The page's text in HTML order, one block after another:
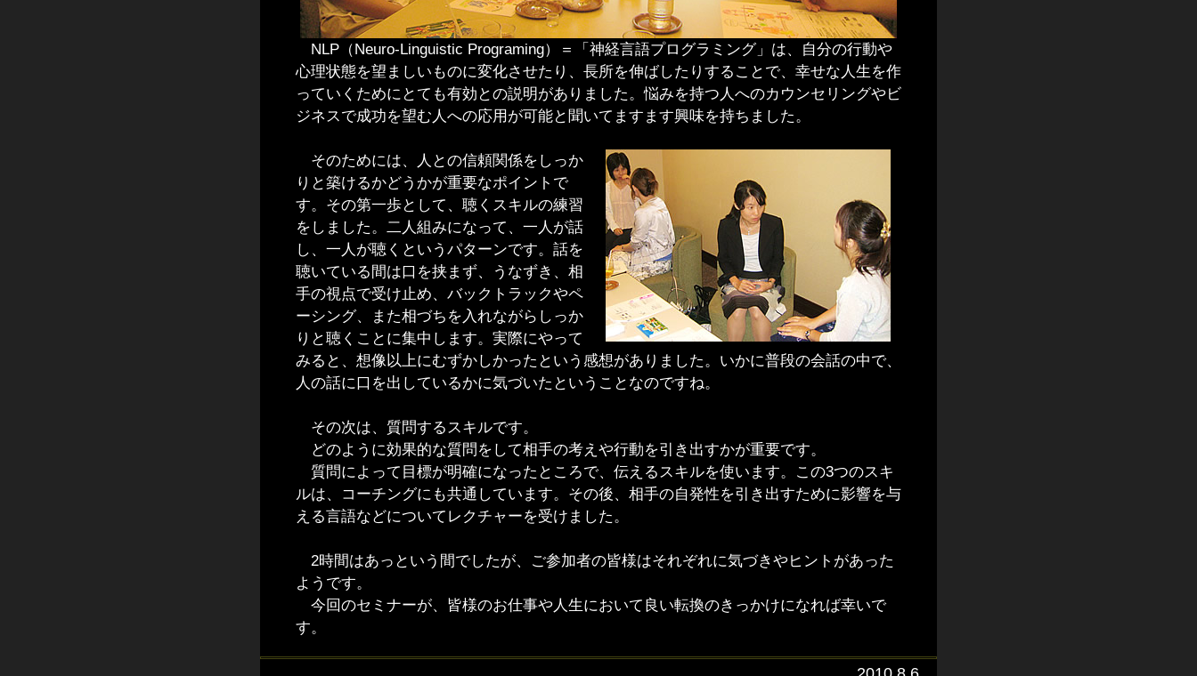
NLP（Neuro-Linguistic Programing）＝「神経言語プログラミング」は、自分の行動や
心理状態を望ましいものに変化させたり、長所を伸ばしたりすることで、幸せな人生を作
っていくためにとても有効との説明がありました。悩みを持つ人へのカウンセリングやビ
ジネスで成功を望む人への応用が可能と聞いてますます興味を持ちました。
そのためには、人との信頼関係をしっか
りと築けるかどうかが重要なポイントで
す。その第一歩として、聴くスキルの練習
をしました。二人組みになって、一人が話
し、一人が聴くというパターンです。話を
聴いている間は口を挟まず、うなずき、相
手の視点で受け止め、バックトラックやペ
ーシング、また相づちを入れながらしっか
りと聴くことに集中します。実際にやって
みると、想像以上にむずかしかったという感想がありました。いかに普段の会話の中で、
人の話に口を出しているかに気づいたということなのですね。
その次は、質問するスキルです。
どのように効果的な質問をして相手の考えや行動を引き出すかが重要です。
質問によって目標が明確になったところで、伝えるスキルを使います。この3つのスキ
ルは、コーチングにも共通しています。その後、相手の自発性を引き出すために影響を与
える言語などについてレクチャーを受けました。
2時間はあっという間でしたが、ご参加者の皆様はそれぞれに気づきやヒントがあった
ようです。
今回のセミナーが、皆様のお仕事や人生において良い転換のきっかけになれば幸いで
す。